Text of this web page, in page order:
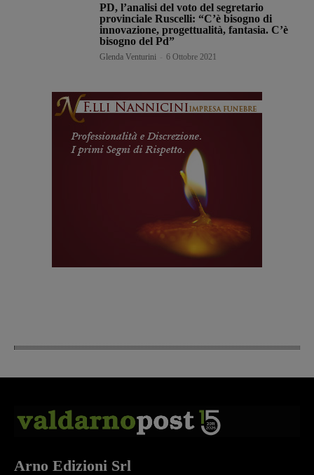
PD, l’analisi del voto del segretario
provinciale Ruscelli: “C’è bisogno di
innovazione, progettualità, fantasia. C’è
bisogno del Pd”
Glenda Venturini 6 Ottobre 2021
Arno Edizioni Srl